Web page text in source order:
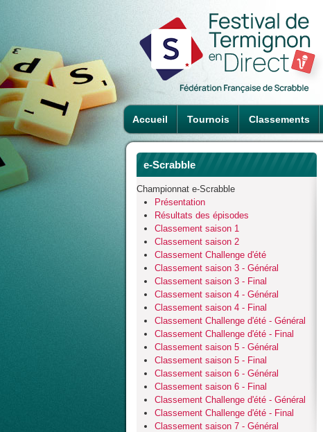
Accueil Tournois Classements
e-Scrabble
Championnat e-Scrabble
Présentation
Résultats des épisodes
Classement saison 1
Classement saison 2
Classement Challenge d'été
Classement saison 3 - Général
Classement saison 3 - Final
Classement saison 4 - Général
Classement saison 4 - Final
Classement Challenge d'été - Général
Classement Challenge d'été - Final
Classement saison 5 - Général
Classement saison 5 - Final
Classement saison 6 - Général
Classement saison 6 - Final
Classement Challenge d'été - Général
Classement Challenge d'été - Final
Classement saison 7 - Général